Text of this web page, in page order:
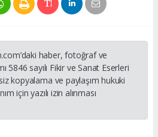
haber, fotoğraf ve
5846 sayılı Fikir ve Sanat Eserleri
kopyalama ve paylaşım hukuki
için yazılı izin alınması